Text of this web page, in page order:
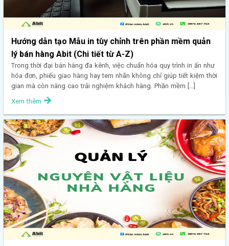
Hướng dẫn tạo Mẫu in tùy chỉnh trên phần mềm quản
lý bán hàng Abit (Chi tiết từ A-Z)
Trong thời đại bán hàng đa kênh, việc chuẩn hóa quy trình in ấn như
hóa đơn, phiếu giao hàng hay tem nhãn không chỉ giúp tiết kiệm thời
gian mà còn nâng cao trải nghiệm khách hàng. Phần mềm […]
Xem thêm